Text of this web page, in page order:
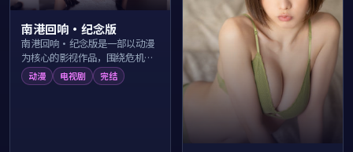
南港回响·纪念版
南港回响·纪念版是一部以动漫
为核心的影视作品，围绕危机、
反转与人物成长展开，整体节奏
紧凑，值得推荐观看。
动漫 电视剧 完结